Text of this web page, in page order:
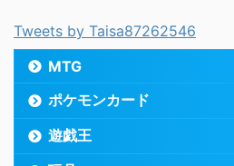
Tweets by Taisa87262546
MTG
ポケモンカード
遊戯王